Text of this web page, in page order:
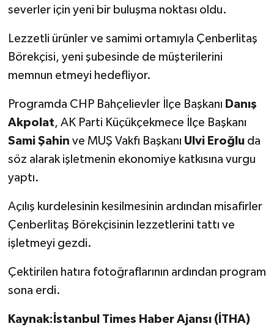
severler için yeni bir buluşma noktası oldu.
Lezzetli ürünler ve samimi ortamıyla Çenberlitaş
Börekçisi, yeni şubesinde de müşterilerini
memnun etmeyi hedefliyor.
Programda CHP Bahçelievler İlçe Başkanı Danış
Akpolat, AK Parti Küçükçekmece İlçe Başkanı
Sami Şahin ve MUŞ Vakfı Başkanı Ulvi Eroğluda
söz alarak işletmenin ekonomiye katkısına vurgu
yaptı.
Açılış kurdelesinin kesilmesinin ardından misafirler
Çenberlitaş Börekçisinin lezzetlerini tattı ve
işletmeyi gezdi.
Çektirilen hatıra fotoğraflarının ardından program
sona erdi.
Kaynak:İstanbul Times Haber Ajansı (İTHA)